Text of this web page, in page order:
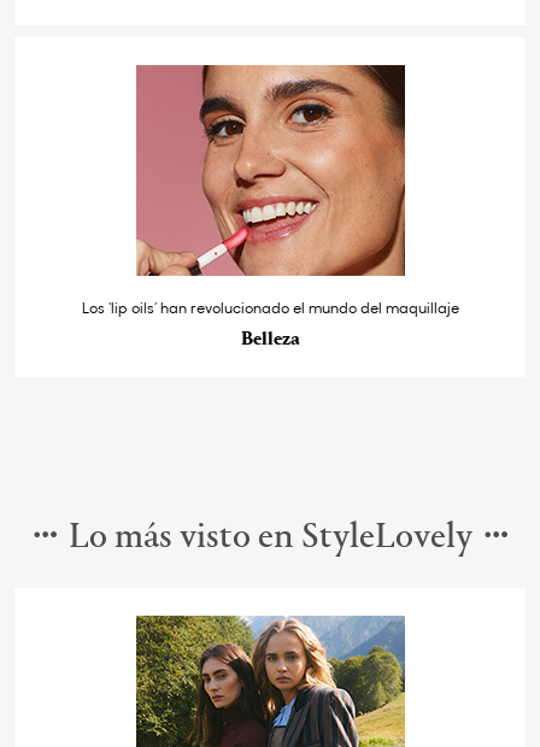
Los ‘lip oils’ han revolucionado el mundo del maquillaje
Belleza
Lo más visto en StyleLovely